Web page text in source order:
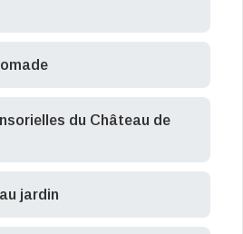
du Château de
jardin